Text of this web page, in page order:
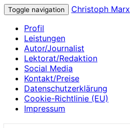
Toggle navigation
Christoph Marx
Profil
Leistungen
Autor/Journalist
Lektorat/Redaktion
Social Media
Kontakt/Preise
Datenschutzerklärung
Cookie-Richtlinie (EU)
Impressum